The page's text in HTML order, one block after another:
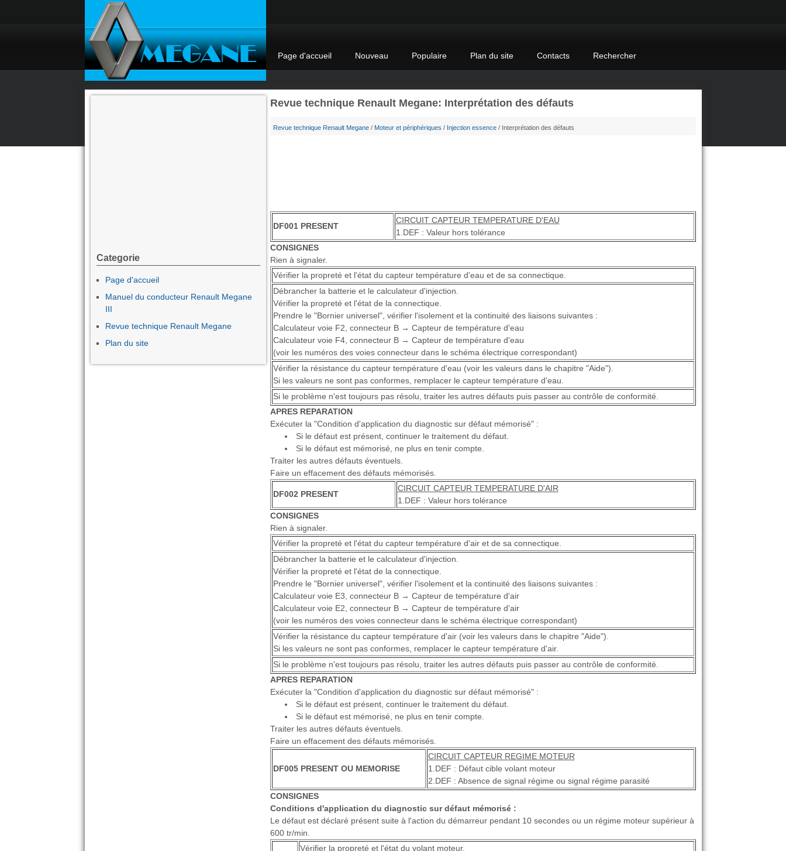
Page d'accueil Nouveau Populaire Plan du site Contacts Rechercher
Revue technique Renault Megane: Interprétation des défauts
Revue technique Renault Megane/ Moteur et périphériques / Injection essence/ Interprétation des défauts
DF001 PRESENT
CIRCUIT CAPTEUR TEMPERATURE D'EAU
1.DEF : Valeur hors tolérance
CONSIGNES
Rien à signaler.
Vérifier la propreté et l'état du capteur température d'eau et de sa connectique.
Débrancher la batterie et le calculateur d'injection.
Vérifier la propreté et l'état de la connectique.
Prendre le "Bornier universel", vérifier l'isolement et la continuité des liaisons suivantes :
Calculateur voie F2, connecteur B → Capteur de température d'eau
Calculateur voie F4, connecteur B → Capteur de température d'eau
(voir les numéros des voies connecteur dans le schéma électrique correspondant)
Vérifier la résistance du capteur température d'eau (voir les valeurs dans le chapitre "Aide").
Si les valeurs ne sont pas conformes, remplacer le capteur température d'eau.
Si le problème n'est toujours pas résolu, traiter les autres défauts puis passer au contrôle de conformité.
APRES REPARATION
Exécuter la "Condition d'application du diagnostic sur défaut mémorisé" :
Si le défaut est présent, continuer le traitement du défaut.
Si le défaut est mémorisé, ne plus en tenir compte.
Traiter les autres défauts éventuels.
Faire un effacement des défauts mémorisés.
DF002 PRESENT
CIRCUIT CAPTEUR TEMPERATURE D'AIR
1.DEF : Valeur hors tolérance
CONSIGNES
Rien à signaler.
Vérifier la propreté et l'état du capteur température d'air et de sa connectique.
Débrancher la batterie et le calculateur d'injection.
Vérifier la propreté et l'état de la connectique.
Prendre le "Bornier universel", vérifier l'isolement et la continuité des liaisons suivantes :
Calculateur voie E3, connecteur B → Capteur de température d'air
Calculateur voie E2, connecteur B → Capteur de température d'air
(voir les numéros des voies connecteur dans le schéma électrique correspondant)
Vérifier la résistance du capteur température d'air (voir les valeurs dans le chapitre "Aide").
Si les valeurs ne sont pas conformes, remplacer le capteur température d'air.
Si le problème n'est toujours pas résolu, traiter les autres défauts puis passer au contrôle de conformité.
APRES REPARATION
Exécuter la "Condition d'application du diagnostic sur défaut mémorisé" :
Si le défaut est présent, continuer le traitement du défaut.
Si le défaut est mémorisé, ne plus en tenir compte.
Traiter les autres défauts éventuels.
Faire un effacement des défauts mémorisés.
DF005 PRESENT OU MEMORISE
CIRCUIT CAPTEUR REGIME MOTEUR
1.DEF : Défaut cible volant moteur
2.DEF : Absence de signal régime ou signal régime parasité
CONSIGNES
Conditions d'application du diagnostic sur défaut mémorisé :
Le défaut est déclaré présent suite à l'action du démarreur pendant 10 secondes ou un régime moteur supérieur à
600 tr/min.
Vérifier la propreté et l'état du volant moteur.
Categorie
Page d'accueil
Manuel du conducteur Renault Megane
III
Revue technique Renault Megane
Plan du site